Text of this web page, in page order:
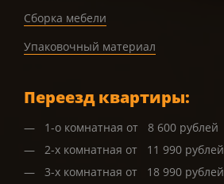
Сборка мебели
Упаковочный материал
Переезд квартиры:
1-о комнатная от 8 600 рублей
2-х комнатная от 11 990 рублей
3-х комнатная от 18 990 рублей